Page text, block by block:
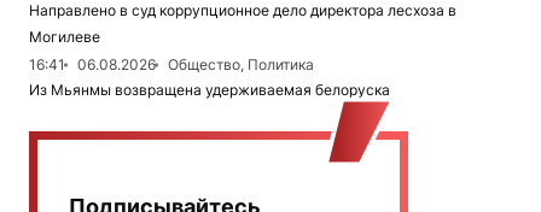
Направлено в суд коррупционное дело директора лесхоза в
Могилеве
16:41
06.08.2026
Общество, Политика
Из Мьянмы возвращена удерживаемая белоруска
Подписывайтесь